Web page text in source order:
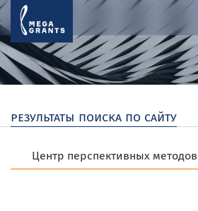
результаты поиска по сайту